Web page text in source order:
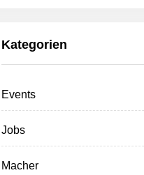
Kategorien
Events
Jobs
Macher